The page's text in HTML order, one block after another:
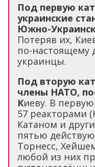
Под первую
украинские
Южно-
Потеряв их,
по-настоящему
украинцы.
Под вторую
члены НАТО,
Киеву. В
57 реакторами
Катаном и
пятью
Торнесс,
любой из них